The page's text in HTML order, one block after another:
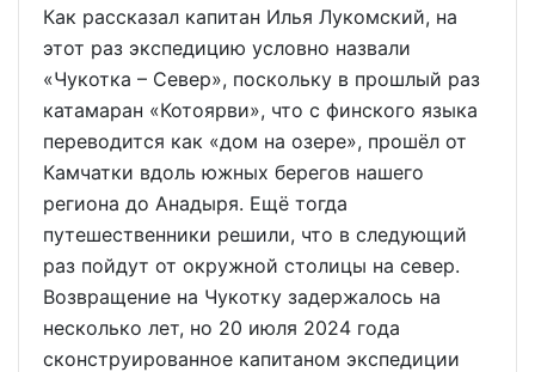
Как рассказал капитан Илья Лукомский, на
этот раз экспедицию условно назвали
«Чукотка – Север», поскольку в прошлый раз
катамаран «Котоярви», что с финского языка
переводится как «дом на озере», прошёл от
Камчатки вдоль южных берегов нашего
региона до Анадыря. Ещё тогда
путешественники решили, что в следующий
раз пойдут от окружной столицы на север.
Возвращение на Чукотку задержалось на
несколько лет, но 20 июля 2024 года
сконструированное капитаном экспедиции